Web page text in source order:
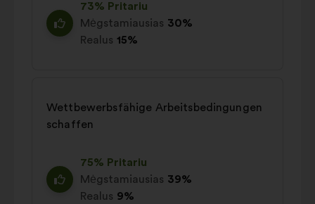
73% Pritariu
Mėgstamiausias 30%
Realus 15%
Wettbewerbsfähige Arbeitsbedingungen
schaffen
75% Pritariu
Mėgstamiausias 39%
Realus 9%